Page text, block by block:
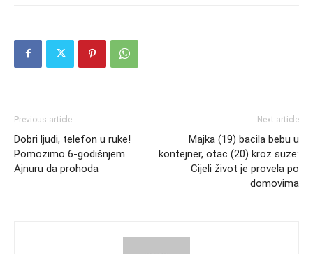
Previous article
Dobri ljudi, telefon u ruke!
Pomozimo 6-godišnjem
Ajnuru da prohoda
Next article
Majka (19) bacila bebu u
kontejner, otac (20) kroz suze:
Cijeli život je provela po
domovima